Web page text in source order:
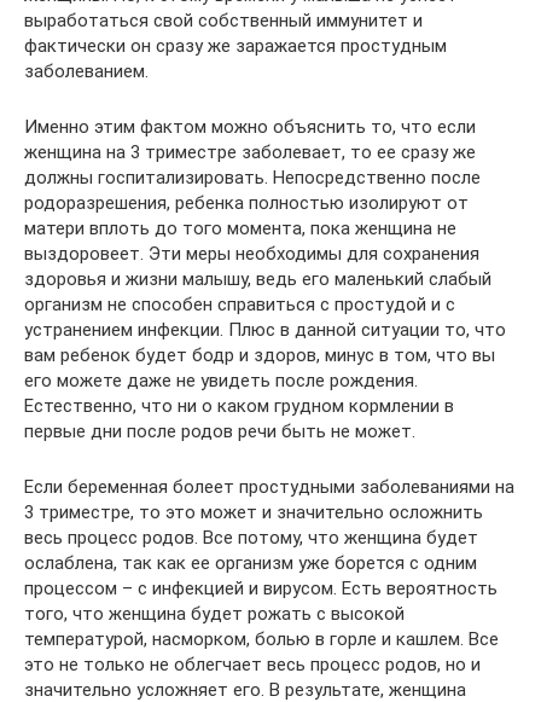
выработаться свой собственный иммунитет и
фактически он сразу же заражается простудным
заболеванием.
Именно этим фактом можно объяснить то, что если
женщина на 3 триместре заболевает, то ее сразу же
должны госпитализировать. Непосредственно после
родоразрешения, ребенка полностью изолируют от
матери вплоть до того момента, пока женщина не
выздоровеет. Эти меры необходимы для сохранения
здоровья и жизни малышу, ведь его маленький слабый
организм не способен справиться с простудой и с
устранением инфекции. Плюс в данной ситуации то, что
вам ребенок будет бодр и здоров, минус в том, что вы
его можете даже не увидеть после рождения.
Естественно, что ни о каком грудном кормлении в
первые дни после родов речи быть не может.
Если беременная болеет простудными заболеваниями на
3 триместре, то это может и значительно осложнить
весь процесс родов. Все потому, что женщина будет
ослаблена, так как ее организм уже борется с одним
процессом – с инфекцией и вирусом. Есть вероятность
того, что женщина будет рожать с высокой
температурой, насморком, болью в горле и кашлем. Все
это не только не облегчает весь процесс родов, но и
значительно усложняет его. В результате, женщина